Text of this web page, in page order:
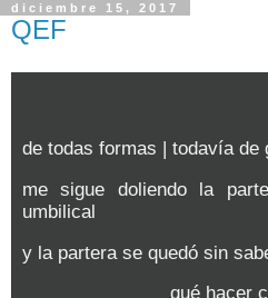
diciembre 15, 2017
QEF
de todas formas | todavía de
me sigue doliendo la
umbilical
y la partera se quedó sin
qué hacer